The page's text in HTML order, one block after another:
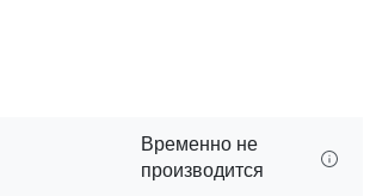
Временно не
производится